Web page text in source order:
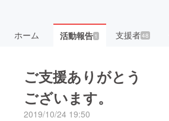
ホーム 活動報告1 支援者48
ご支援ありがとう
ございます。
2019/10/24 19:50